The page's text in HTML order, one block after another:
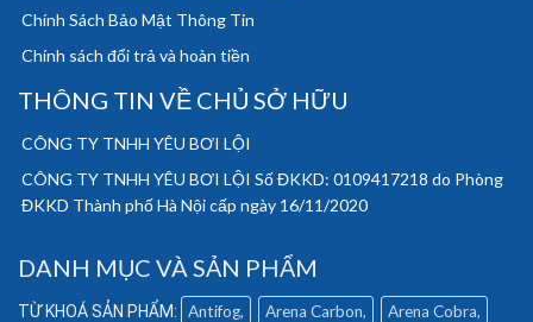
Chính Sách Bảo Mật Thông Tin
Chính sách đổi trả và hoàn tiền
THÔNG TIN VỀ CHỦ SỞ HỮU
CÔNG TY TNHH YÊU BƠI LỘI
CÔNG TY TNHH YÊU BƠI LỘI Số ĐKKD: 0109417218 do Phòng
ĐKKD Thành phố Hà Nội cấp ngày 16/11/2020
DANH MỤC VÀ SẢN PHẨM
Antifog Arena Carbon Arena Cobra